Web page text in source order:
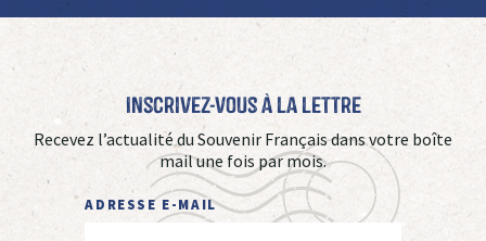
Inscrivez-vous à La Lettre
Recevez l’actualité du Souvenir Français dans votre boîte
mail une fois par mois.
ADRESSE E-MAIL